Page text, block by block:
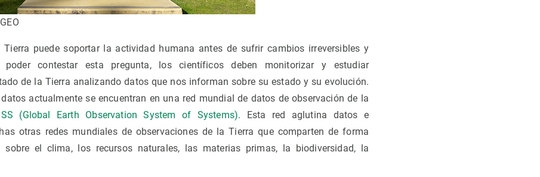
puede soportar la actividad humana antes de sufrir cambios irreversibles y
poder contestar esta pregunta, los científicos deben monitorizar y estudiar
de la Tierra analizando datos que nos informan sobre su estado y su evolución.
actualmente se encuentran en una red mundial de datos de observación de la
(Global Earth Observation System of Systems). Esta red aglutina datos e
otras redes mundiales de observaciones de la Tierra que comparten de forma
sobre el clima, los recursos naturales, las materias primas, la biodiversidad, la